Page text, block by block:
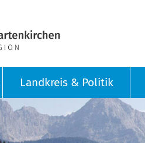
Landkreis & Politik